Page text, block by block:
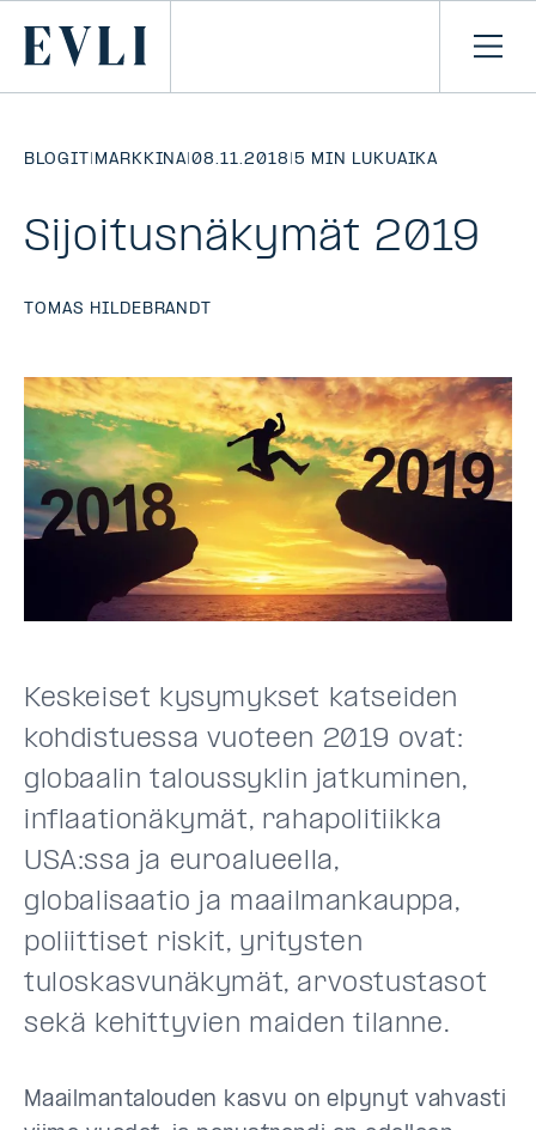
Primary
Avaa
BLOGIT | MARKKINA|08.11.2018 |5 MIN LUKUAIKA
Sijoitusnäkymät 2019
TOMAS HILDEBRANDT
Keskeiset kysymykset katseiden
kohdistuessa vuoteen 2019 ovat:
globaalin taloussyklin jatkuminen,
inflaationäkymät, rahapolitiikka
USA:ssa ja euroalueella,
globalisaatio ja maailmankauppa,
poliittiset riskit, yritysten
tuloskasvunäkymät, arvostustasot
sekä kehittyvien maiden tilanne.
Maailmantalouden kasvu on elpynyt vahvasti